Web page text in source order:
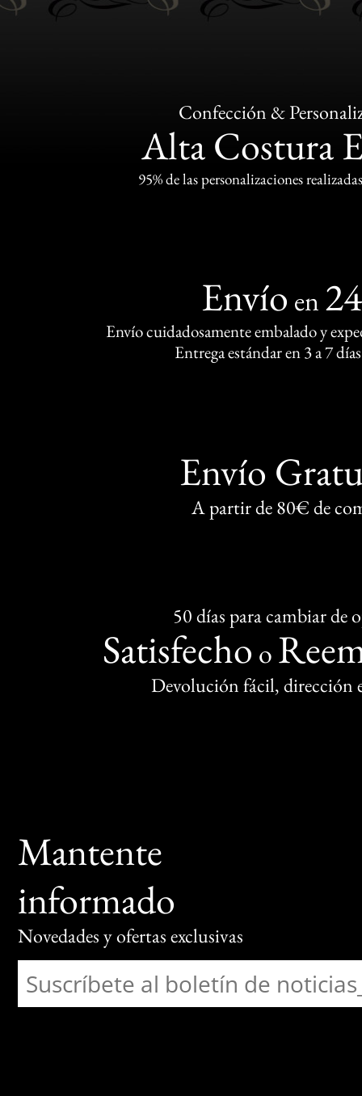
Confección &
Alta Costura
95% de las personalizaciones
Envío en
Envío cuidadosamente embalado y
Entrega estándar en 3 a 7
Envío
A partir de 80€ de
50 días para cambiar de
Satisfecho o
Devolución fácil, dirección
Mantente
informado
Novedades y ofertas exclusivas